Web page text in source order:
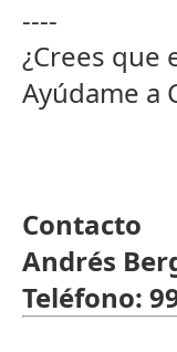
----
¿Crees que
Ayúdame a
Contacto
Andrés
Teléfono: